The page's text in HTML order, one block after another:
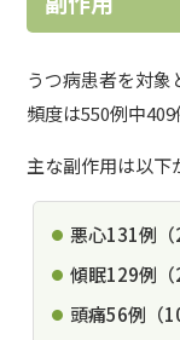
うつ病患者を対
頻度は550例中409
主な副作用は以下
悪心131例（
傾眠129例（
頭痛56例（